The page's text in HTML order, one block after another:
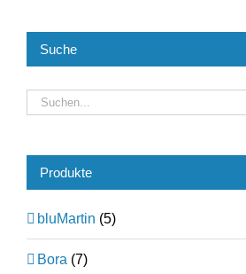
Suche
Produkte
bluMartin (5)
Bora (7)